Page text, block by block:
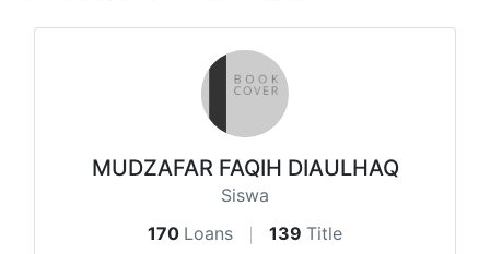
MUDZAFAR FAQIH DIAULHAQ
Siswa
170 Loans 139 Title